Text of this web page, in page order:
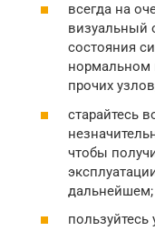
всегда на
визуальный
состояния
нормальном
прочих
старайтесь
чтобы
дальнейшем;
пользуйтесь